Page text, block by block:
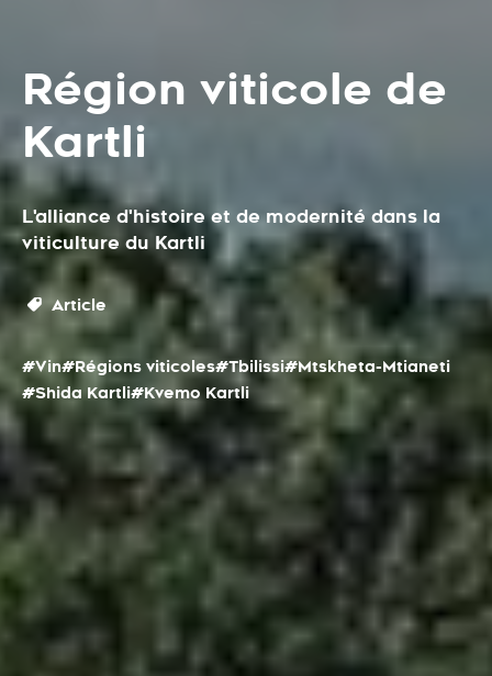
Région viticole de
Kartli
L'alliance d'histoire et de modernité dans la
viticulture du Kartli
Article
#Vin#Régions viticoles#Tbilissi#Mtskheta-Mtianeti
#Shida Kartli#Kvemo Kartli